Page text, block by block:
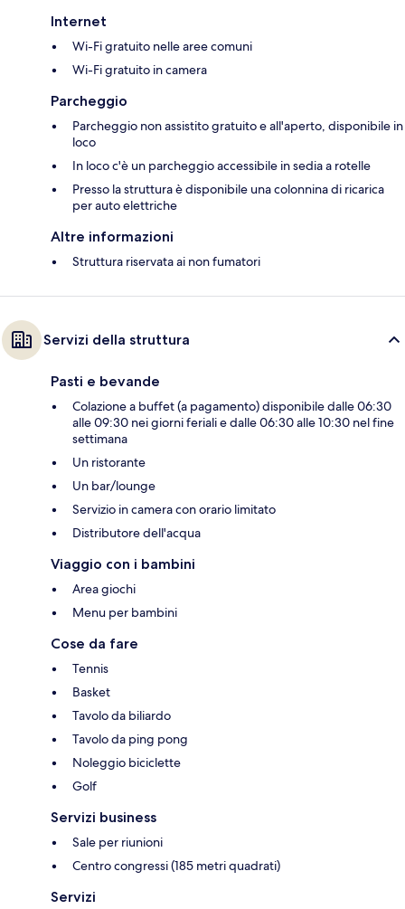
Internet
Wi-Fi gratuito nelle aree comuni
Wi-Fi gratuito in camera
Parcheggio
Parcheggio non assistito gratuito e all'aperto, disponibile in
loco
In loco c'è un parcheggio accessibile in sedia a rotelle
Presso la struttura è disponibile una colonnina di ricarica
per auto elettriche
Altre informazioni
Struttura riservata ai non fumatori
Servizi della struttura
Pasti e bevande
Colazione a buffet (a pagamento) disponibile dalle 06:30
alle 09:30 nei giorni feriali e dalle 06:30 alle 10:30 nel fine
settimana
Un ristorante
Un bar/lounge
Servizio in camera con orario limitato
Distributore dell'acqua
Viaggio con i bambini
Area giochi
Menu per bambini
Cose da fare
Tennis
Basket
Tavolo da biliardo
Tavolo da ping pong
Noleggio biciclette
Golf
Servizi business
Sale per riunioni
Centro congressi (185 metri quadrati)
Servizi